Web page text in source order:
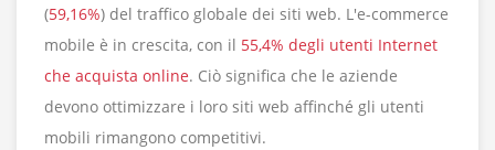
(59,16%) del traffico globale dei siti web. L'e-commerce
mobile è in crescita, con il 55,4% degli utenti Internet
che acquista online. Ciò significa che le aziende
devono ottimizzare i loro siti web affinché gli utenti
mobili rimangono competitivi.